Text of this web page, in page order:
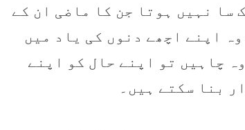
سا نہیں ہوتا جن کا ماضی ان کے
اپنے اچھے دنوں کی یاد میں
چاہیں تو اپنے حال کو اپنے
بنا سکتے ہیں۔